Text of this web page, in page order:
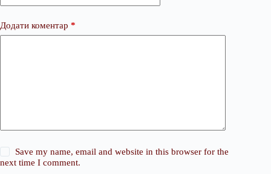
Додати коментар *
Save my name, email and website in this browser for the
next time I comment.